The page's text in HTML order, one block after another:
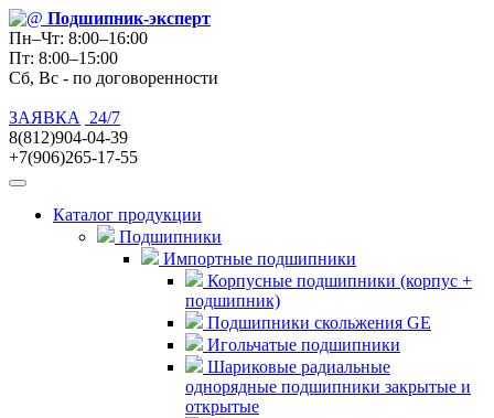
Подшипник-эксперт
Пн–Чт: 8:00–16:00
Пт: 8:00–15:00
Сб, Вс - по договоренности
ЗАЯВКА
24/7
8(812)904-04-39
+7(906)265-17-55
Каталог продукции
Подшипники
Импортные подшипники
Корпусные подшипники (корпус +
подшипник)
Подшипники скольжения GE
Игольчатые подшипники
Шариковые радиальные
однорядные подшипники закрытые и
открытые